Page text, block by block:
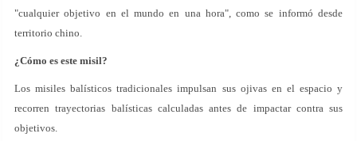
"cualquier objetivo en el mundo en una hora", como se informó desde
territorio chino.
¿Cómo es este misil?
Los misiles balísticos tradicionales impulsan sus ojivas en el espacio y
recorren trayectorias balísticas calculadas antes de impactar contra sus
objetivos.